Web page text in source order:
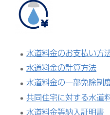
水道料金のお支払い方
水道料金の計算方法
水道料金の一部免除制
共同住宅に対する水道
水道料金等納入証明書